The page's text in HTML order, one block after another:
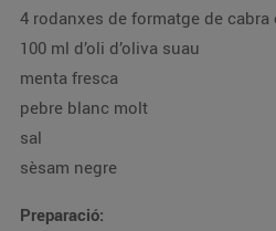
4 rodanxes de formatge de cabra
100 ml d’oli d’oliva suau
menta fresca
pebre blanc molt
sal
sèsam negre
Preparació: